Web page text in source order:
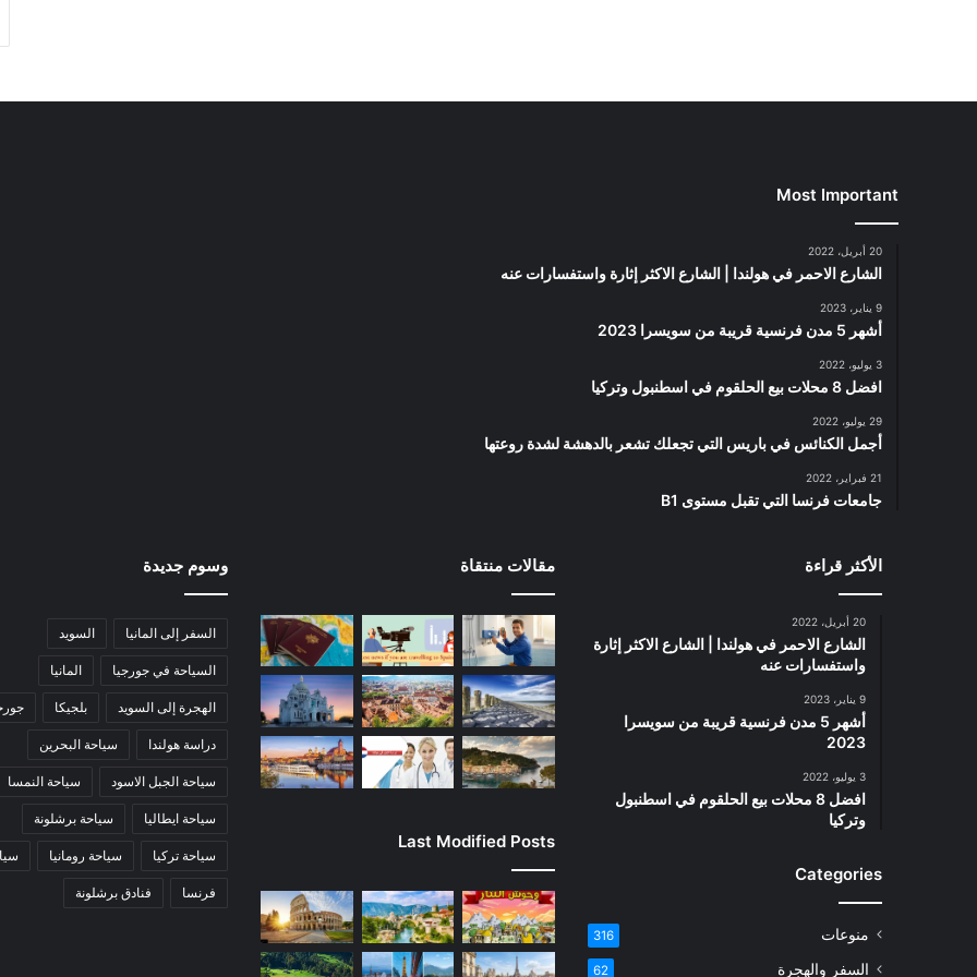
Most Important
20 أبريل، 2022
الشارع الاحمر في هولندا | الشارع الاكثر إثارة واستفسارات عنه
9 يناير، 2023
أشهر 5 مدن فرنسية قريبة من سويسرا 2023
3 يوليو، 2022
افضل 8 محلات بيع الحلقوم في اسطنبول وتركيا
29 يوليو، 2022
أجمل الكنائس في باريس التي تجعلك تشعر بالدهشة لشدة روعتها
21 فبراير، 2022
جامعات فرنسا التي تقبل مستوى B1
الأكثر قراءة
20 أبريل، 2022
الشارع الاحمر في هولندا | الشارع الاكثر إثارة
واستفسارات عنه
9 يناير، 2023
أشهر 5 مدن فرنسية قريبة من سويسرا
2023
3 يوليو، 2022
افضل 8 محلات بيع الحلقوم في اسطنبول
وتركيا
Categories
منوعات 316
السفر والهجرة 62
مقالات منتقاة
Last Modified Posts
وسوم جديدة
السفر إلى المانيا السويد
السياحة في جورجيا المانيا
الهجرة إلى السويد بلجيكا
دراسة هولندا سياحة البحرين
سياحة الجبل الاسود سياحة النمسا
سياحة ايطاليا سياحة برشلونة
سياحة تركيا سياحة رومانيا
فرنسا فنادق برشلونة